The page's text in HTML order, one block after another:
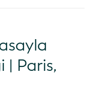
| Paris,